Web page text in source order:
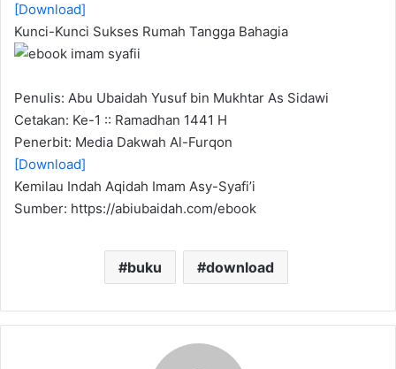
[Download]
Kunci-Kunci Sukses Rumah Tangga Bahagia
Penulis: Abu Ubaidah Yusuf bin Mukhtar As Sidawi
Cetakan: Ke-1 :: Ramadhan 1441 H
Penerbit: Media Dakwah Al-Furqon
[Download]
Kemilau Indah Aqidah Imam Asy-Syafi’i
Sumber: https://abiubaidah.com/ebook
buku download